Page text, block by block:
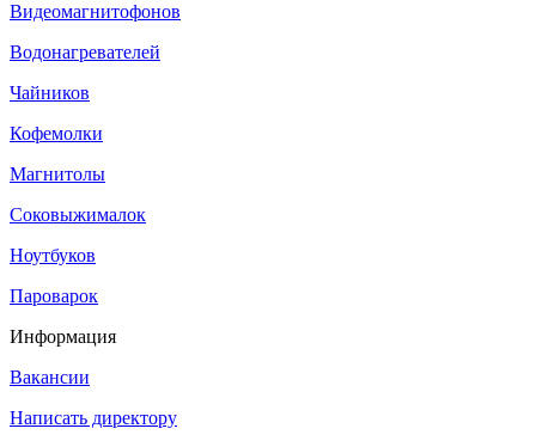
Видеомагнитофонов
Водонагревателей
Чайников
Кофемолки
Магнитолы
Соковыжималок
Ноутбуков
Пароварок
Информация
Вакансии
Написать директору